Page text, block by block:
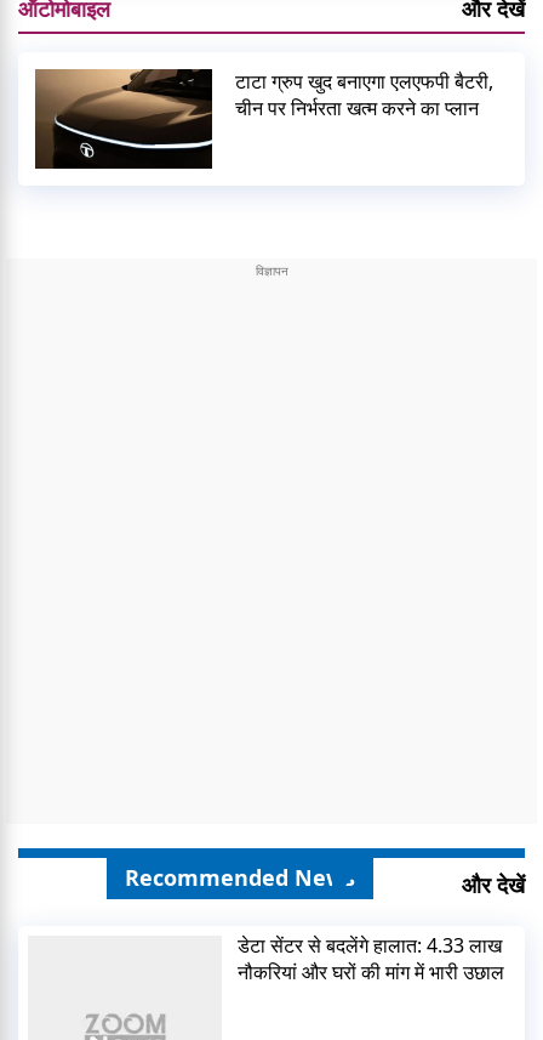
ऑटोमोबाइल और देखें
टाटा ग्रुप खुद बनाएगा एलएफपी बैटरी,
चीन पर निर्भरता खत्म करने का प्लान
Recommended News और देखें
डेटा सेंटर से बदलेंगे हालात: 4.33 लाख
नौकरियां और घरों की मांग में भारी उछाल